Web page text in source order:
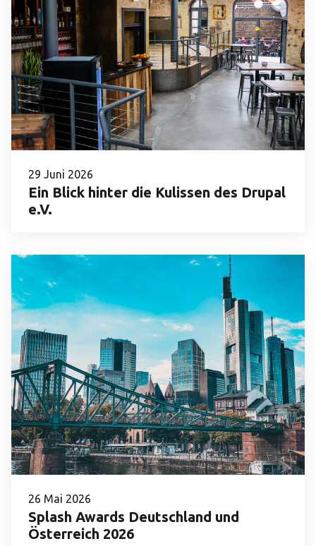
29 Juni 2026
Ein Blick hinter die Kulissen des Drupal
e.V.
26 Mai 2026
Splash Awards Deutschland und
Österreich 2026